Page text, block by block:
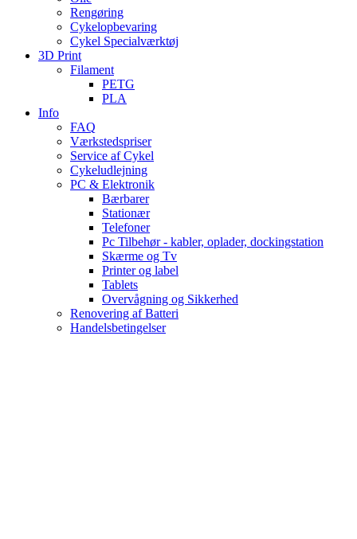
Rengøring
Cykelopbevaring
Cykel Specialværktøj
3D Print
Filament
PETG
PLA
Info
FAQ
Værkstedspriser
Service af Cykel
Cykeludlejning
PC & Elektronik
Bærbarer
Stationær
Telefoner
Pc Tilbehør - kabler, oplader, dockingstation
Skærme og Tv
Printer og label
Tablets
Overvågning og Sikkerhed
Renovering af Batteri
Handelsbetingelser